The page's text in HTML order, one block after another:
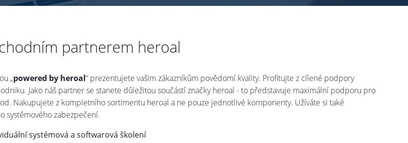
partnerem heroal
„powered by heroal“ prezentujete vašim zákazníkům povědomí kvality. Profitujte z cílené podpory
Jako náš partner se stanete důležitou součástí značky heroal - to představuje maximální podporu pro
Nakupujete z kompletního sortimentu heroal a ne pouze jednotlivé komponenty. Užíváte si také
systémového zabezpečení.
systémová a softwarová školení